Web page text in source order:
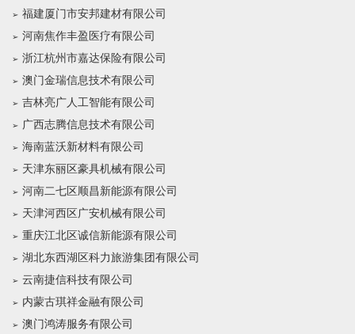
福建厦门市安邦建材有限公司
河南焦作丰盈医疗有限公司
浙江杭州市嘉达保险有限公司
澳门金瑞信息技术有限公司
吉林亮广人工智能有限公司
广西志腾信息技术有限公司
海南蓝沃新材料有限公司
天津东丽区豪具机械有限公司
河南二七区顺昌新能源有限公司
天津河西区广安机械有限公司
重庆江北区诚信新能源有限公司
湖北东西湖区科力旅游集团有限公司
云南捷信科技有限公司
内蒙古琪祥金融有限公司
澳门鸿涛服务有限公司